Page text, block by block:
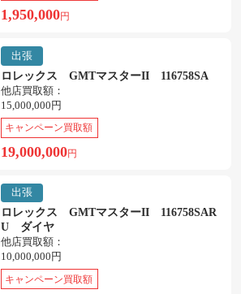
1,950,000円
出張
ロレックス GMTマスターII 116758SA
他店買取額：
15,000,000円
キャンペーン買取額
19,000,000円
出張
ロレックス GMTマスターII 116758SAR
U ダイヤ
他店買取額：
10,000,000円
キャンペーン買取額